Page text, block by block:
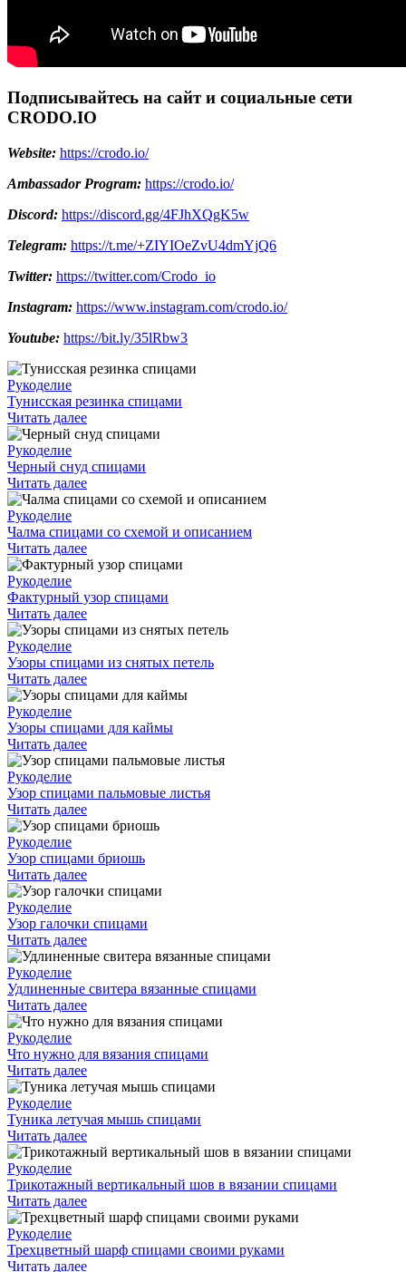
Подписывайтесь на сайт и социальные сети
CRODO.IO
Website: https://crodo.io/
Ambassador Program: https://crodo.io/
Discord: https://discord.gg/4FJhXQgK5w
Telegram: https://t.me/+ZIYIOeZvU4dmYjQ6
Twitter: https://twitter.com/Crodo_io
Instagram: https://www.instagram.com/crodo.io/
Youtube: https://bit.ly/35lRbw3
Рукоделие
Тунисская резинка спицами
Читать далее
Рукоделие
Черный снуд спицами
Читать далее
Рукоделие
Чалма спицами со схемой и описанием
Читать далее
Рукоделие
Фактурный узор спицами
Читать далее
Рукоделие
Узоры спицами из снятых петель
Читать далее
Рукоделие
Узоры спицами для каймы
Читать далее
Рукоделие
Узор спицами пальмовые листья
Читать далее
Рукоделие
Узор спицами бриошь
Читать далее
Рукоделие
Узор галочки спицами
Читать далее
Рукоделие
Удлиненные свитера вязанные спицами
Читать далее
Рукоделие
Что нужно для вязания спицами
Читать далее
Рукоделие
Туника летучая мышь спицами
Читать далее
Рукоделие
Трикотажный вертикальный шов в вязании спицами
Читать далее
Рукоделие
Трехцветный шарф спицами своими руками
Читать далее